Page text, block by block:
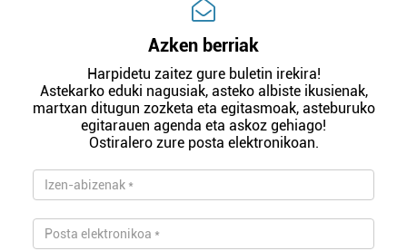
Azken berriak
Harpidetu zaitez gure buletin irekira!
Astekarko eduki nagusiak, asteko albiste ikusienak,
martxan ditugun zozketa eta egitasmoak, asteburuko
egitarauen agenda eta askoz gehiago!
Ostiralero zure posta elektronikoan.